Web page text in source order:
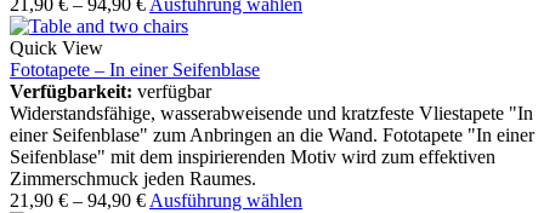
21,90 € – 94,90 € Ausführung wählen
Quick View
Fototapete – In einer Seifenblase
Verfügbarkeit: verfügbar
Widerstandsfähige, wasserabweisende und kratzfeste Vliestapete "In
einer Seifenblase" zum Anbringen an die Wand. Fototapete "In einer
Seifenblase" mit dem inspirierenden Motiv wird zum effektiven
Zimmerschmuck jeden Raumes.
21,90 € – 94,90 € Ausführung wählen